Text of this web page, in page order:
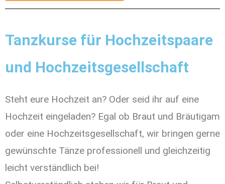
Tanzkurse für Hochzeitspaare
und Hochzeitsgesellschaft
Steht eure Hochzeit an? Oder seid ihr auf eine
Hochzeit eingeladen? Egal ob Braut und Bräutigam
oder eine Hochzeitsgesellschaft, wir bringen gerne
gewünschte Tänze professionell und gleichzeitig
leicht verständlich bei!